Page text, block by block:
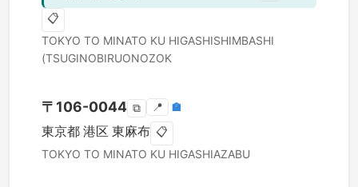
📋
TOKYO TO MINATO KU HIGASHISHIMBASHI
(TSUGINOBIRUONOZOK
〒 106-0044 ⧉ 📍 🏣
東京都 港区 東麻布 📋
TOKYO TO MINATO KU HIGASHIAZABU